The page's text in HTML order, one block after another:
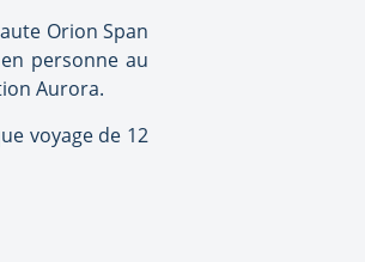
Orion Span
personne au
Aurora.
voyage de 12